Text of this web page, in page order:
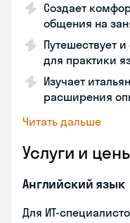
Создает
общения на
Путешествует
для практики
Изучает
расширения
Читать дальше
Услуги и
Английский язык
Для ИТ-